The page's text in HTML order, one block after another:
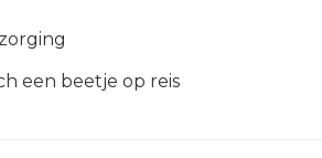
een beetje op reis